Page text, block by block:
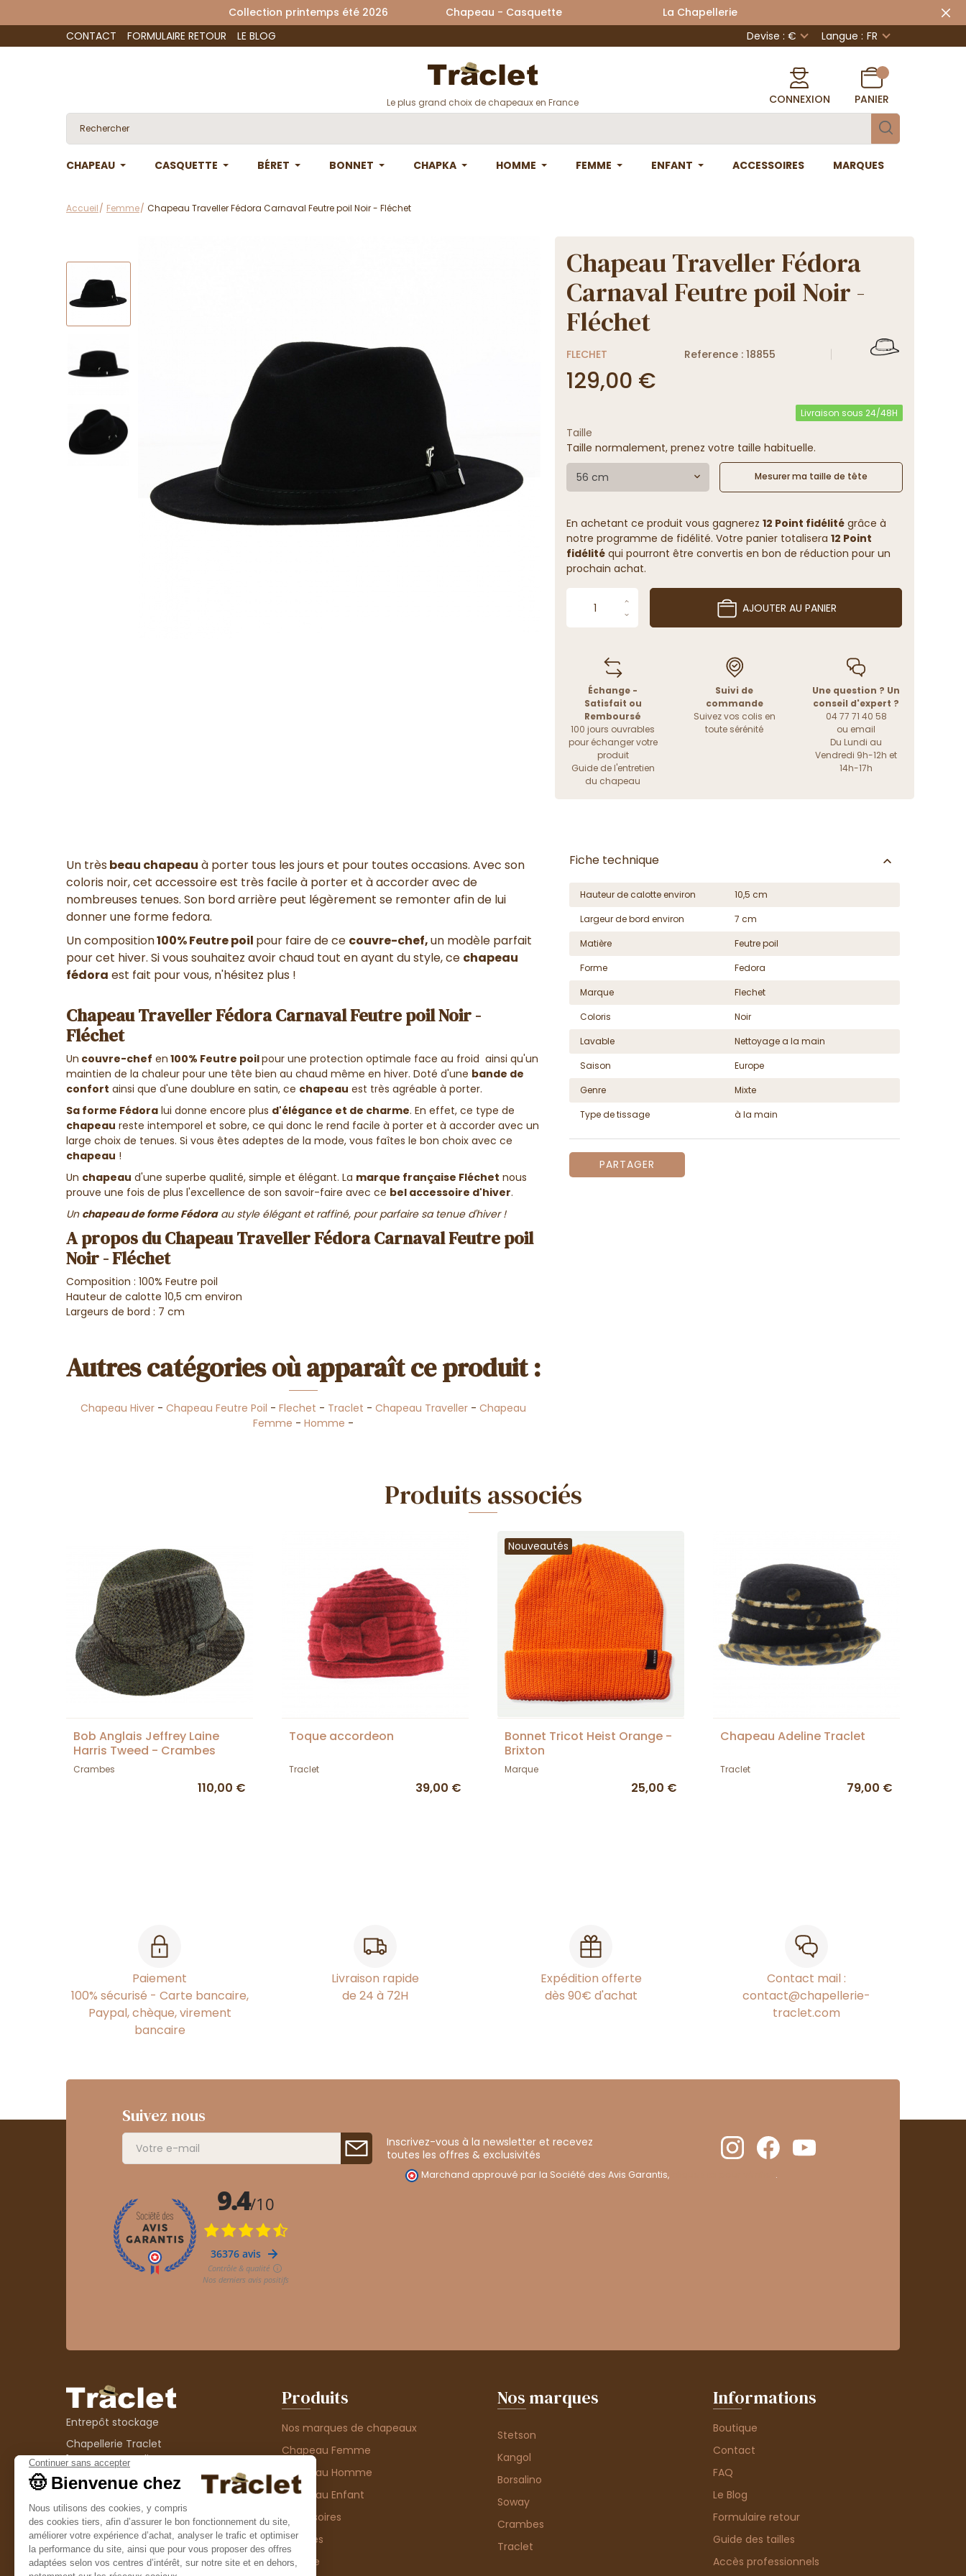
Collection printemps été 2026 Chapeau - Casquette La Chapellerie
CONTACT
FORMULAIRE RETOUR LE BLOG Devise : € Langue : FR
Le plus grand choix de chapeaux en France CONNEXION PANIER
CHAPEAU CASQUETTE BÉRET BONNET CHAPKA HOMME FEMME ENFANT ACCESSOIRES MARQUES
Accueil Femme Chapeau Traveller Fédora Carnaval Feutre poil Noir - Fléchet
Chapeau Traveller Fédora
Carnaval Feutre poil Noir -
Fléchet
FLECHET Reference : 18855
129,00 €
Livraison sous 24/48H
Taille
Taille normalement, prenez votre taille habituelle.
56 cm Mesurer ma taille de tête
En achetant ce produit vous gagnerez 12 Point fidélitégrâce à
notre programme de fidélité. Votre panier totalisera 12 Point
fidélitéqui pourront être convertis en bon de réduction pour un
prochain achat.
AJOUTER AU PANIER
Échange -
Satisfait ou
Remboursé
100 jours ouvrables
pour échanger votre
produit
Guide de l'entretien
du chapeau
Suivi de
commande
Suivez vos colis en
toute sérénité
Une question ? Un
conseil d'expert ?
04 77 71 40 58
ou email
Du Lundi au
Vendredi 9h-12h et
14h-17h
Un trèsbeau chapeau à porter tous les jours et pour toutes occasions. Avec son
coloris noir, cet accessoire est très facile à porter et à accorder avec de
nombreuses tenues. Son bord arrière peut légèrement se remonter afin de lui
donner une forme fedora.
Un composition100% Feutre poil pour faire de ce couvre-chef,un modèle parfait
pour cet hiver. Si vous souhaitez avoir chaud tout en ayant du style, ce chapeau
fédora est fait pour vous, n'hésitez plus !
Chapeau Traveller Fédora Carnaval Feutre poil Noir -
Fléchet
Un couvre-chef en 100% Feutre poilpour une protection optimale face au froid ainsi qu'un
maintien de la chaleur pour une tête bien au chaud même en hiver. Doté d'une bande de
confort ainsi que d'une doublure en satin, ce chapeau est très agréable à porter.
Sa forme Fédora lui donne encore plus d'élégance et de charme. En effet, ce type de
chapeau reste intemporel et sobre, ce qui donc le rend facile à porter et à accorder avec un
large choix de tenues. Si vous êtes adeptes de la mode, vous faîtes le bon choix avec ce
chapeau !
Un chapeau d'une superbe qualité, simple et élégant. La marque française Fléchet nous
prouve une fois de plus l'excellence de son savoir-faire avec ce bel accessoire d'hiver.
Un chapeau de forme Fédoraau style élégant et raffiné, pour parfaire sa tenue d'hiver !
A propos du Chapeau Traveller Fédora Carnaval Feutre poil
Noir - Fléchet
Composition : 100% Feutre poil
Hauteur de calotte 10,5 cm environ
Largeurs de bord : 7 cm
Autres catégories où apparaît ce produit :
Chapeau Hiver- Chapeau Feutre Poil - Flechet - Traclet - Chapeau Traveller- Chapeau
Femme - Homme -
Fiche technique
Hauteur de calotte environ
10,5 cm
Largeur de bord environ
7 cm
Matière
Feutre poil
Forme
Fedora
Marque
Flechet
Coloris
Noir
Lavable
Nettoyage a la main
Saison
Europe
Genre
Mixte
Type de tissage
à la main
PARTAGER
Produits associés
Bob Anglais Jeffrey Laine
Harris Tweed - Crambes
Crambes
110,00 €
Toque accordeon
Traclet
39,00 €
Nouveautés
Bonnet Tricot Heist Orange -
Brixton
Marque
25,00 €
Chapeau Adeline Traclet
Traclet
79,00 €
Paiement
100% sécurisé - Carte bancaire,
Paypal, chèque, virement
bancaire
Livraison rapide
de 24 à 72H
Expédition offerte
dès 90€ d'achat
Contact mail :
contact@chapellerie-
traclet.com
Suivez nous
Inscrivez-vous à la newsletter et recevez
toutes les offres & exclusivités
Marchand approuvé par la Société des Avis Garantis, .
Entrepôt stockage
Chapellerie Traclet
14 Impasse Bardin
42300 Roanne
contact@chapellerie-traclet.com
Boutique
Chapellerie Traclet
4 rue de Cadore
42300 Roanne
Produits
Nos marques de chapeaux
Chapeau Femme
Chapeau Homme
Chapeau Enfant
Accessoires
Thèmes
Matière
Nos marques
Stetson
Kangol
Borsalino
Soway
Crambes
Traclet
Informations
Boutique
Contact
FAQ
Le Blog
Formulaire retour
Guide des tailles
Accès professionnels